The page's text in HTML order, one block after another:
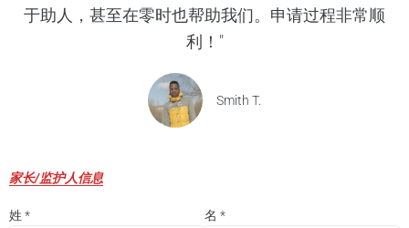
于助人，甚至在零时也帮助我们。申请过程非常顺
利！"
Smith T.
家长/监护人信息
姓 * 名 *